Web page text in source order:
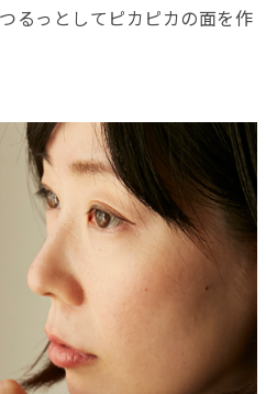
るっとしてピカピカの面を作